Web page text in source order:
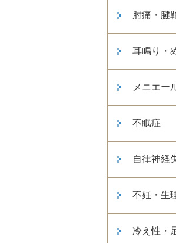
肘痛・腱
耳鳴り・
メニエー
不眠症
自律神経
不妊・生
冷え性・